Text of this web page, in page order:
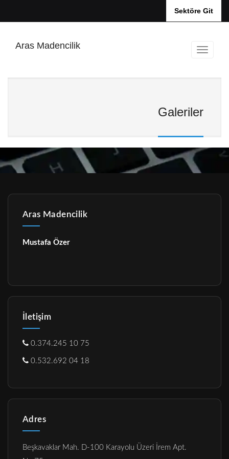
Sektöre Git
Aras Madencilik
Galeriler
Aras Madencilik
Mustafa Özer
İletişim
0.374.245 10 75
0.532.692 04 18
Adres
Beşkavaklar Mah. D-100 Karayolu Üzeri İrem Apt.